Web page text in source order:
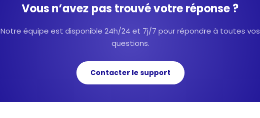
Vous n’avez pas trouvé votre réponse ?
Notre équipe est disponible 24h/24 et 7j/7 pour répondre à toutes vos
questions.
Contacter le support